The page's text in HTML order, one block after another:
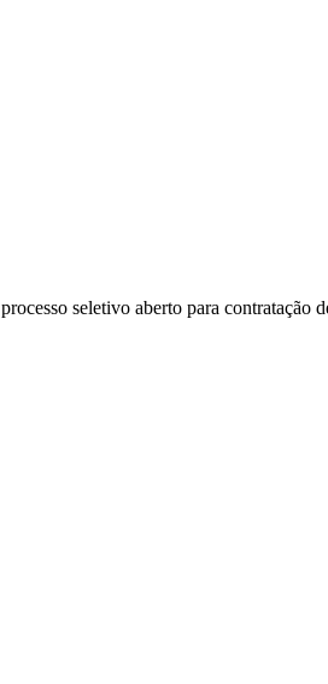
seletivo aberto para contratação